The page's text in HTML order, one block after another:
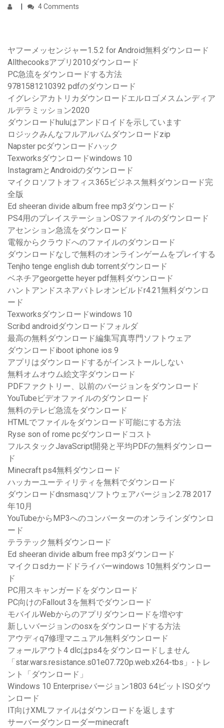
4 Comments
ヤフーメッセンジャー1.5.2 for Android無料ダウンロード
Allthecooksアプリ2010ダウンロード
PC急流をダウンロードする方法
9781581210392 pdfのダウンロード
イグレシアカトリカダウンロードエルロゴメスムンディア
ルデラミッション2020
ダウンロードhuluはアンドロイドを示しています
ロジックみんなフルアルバムダウンロードzip
Napster pcダウンロードハック
Texworksダウンロードwindows 10
InstagramとAndroidのダウンロード
マイクロソフトオフィス365ビジネス無料ダウンロード完
全版
Ed sheeran divide album free mp3ダウンロード
PS4用のプレイステーションOSファイルのダウンロード
アセンション急流をダウンロード
電報からクラウドへのファイルのダウンロード
ダウンロードなしで無料のオンラインゲームをプレイする
Tenjho tenge english dub torrentダウンロード
ベネチアgeorgette heyer pdf無料ダウンロード
ハントアンドスネアパトレオンビルドr4.21無料ダウンロ
ード
Texworksダウンロードwindows 10
Scribd androidダウンロードフォルダ
最高の無料ダウンロード編集写真専門ソフトウェア
ダウンロードiboot iphone ios 9
アプリはダウンロードするがインストールしない
無料オムオウム絵文字ダウンロード
PDFファクトリー、以前のバージョンをダウンロード
YouTubeビデオファイルのダウンロード
無料のテレビ急流をダウンロード
HTMLでファイルをダウンロード可能にする方法
Ryse son of rome pcダウンロードコスト
フルスタックJavaScript開発と平均PDFの無料ダウンロー
ド
Minecraft ps4無料ダウンロード
ハッカーユーティリティを無料でダウンロード
ダウンロードdnsmasqソフトウェアバージョン2.78 2017
年10月
YouTubeからMP3へのコンバーターのオンラインダウンロ
ード
テラテック無料ダウンロード
Ed sheeran divide album free mp3ダウンロード
マイクロsdカードドライバーwindows 10無料ダウンロー
ド
PC用スキャンガードをダウンロード
PC向けのFallout 3を無料でダウンロード
モバイルWebからのアプリダウンロードを増やす
新しいバージョンのosxをダウンロードする方法
アウディq7修理マニュアル無料ダウンロード
フォールアウト4 dlcはps4をダウンロードしません
「star.wars.resistance.s01e07.720p.web.x264-tbs」-トレ
ント「ダウンロード」
Windows 10 Enterpriseバージョン1803 64ビットISOダウ
ンロード
IT向けXMLファイルはダウンロードを返します
サーバーダウンローダーminecraft